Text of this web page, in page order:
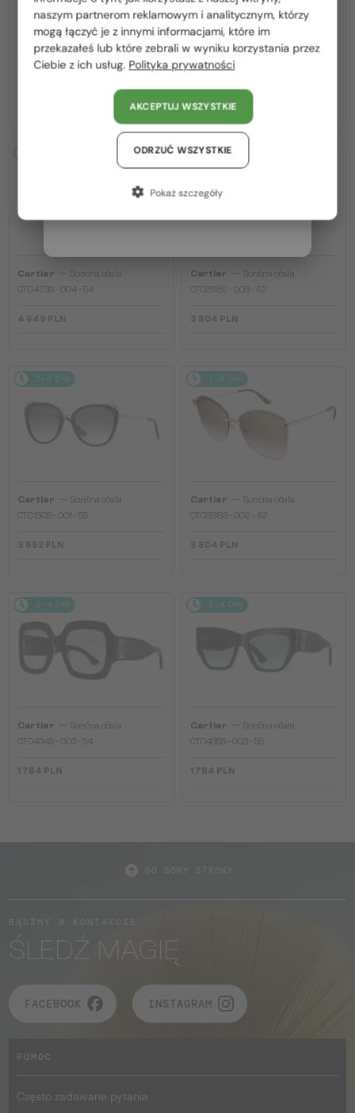
Cartier—Sončna očala
CT0540S - 001 - 48
Cartier—Sončna očala
CT0545S Clash de Cartier - 002 - 58
6 633 PLN
Cartier
Sončna očala
CT0473S - 004 - 54
4 649 PLN
2-4 DNI
Cartier
Sončna očala
CT0398S - 003 - 62
3 804 PLN
2-4 DNI
Cartier
Sončna očala
CT0150S - 001 - 55
3 592 PLN
2-4 DNI
Cartier
Sončna očala
CT0398S - 002 - 62
3 804 PLN
2-4 DNI
Cartier
Sončna očala
CT0434S - 003 - 54
1 784 PLN
2-4 DNI
Cartier
Sončna očala
CT0435S - 003 - 55
1 784 PLN
ŚLEDŹ MAGIĘ
FACEBOOK INSTAGRAM
POMOC
Często zadawane pytania
Polska / PL
România / RO
Magyarország / HU
United Arab Emirates / EN
Austria / AT
Niemcy / DE
Włochy / IT
naszym partnerom reklamowym i analitycznym, którzy
mogą łączyć je z innymi informacjami, które im
przekazałeś lub które zebrali w wyniku korzystania przez
Ciebie z ich usług. Polityka prywatności
AKCEPTUJ WSZYSTKIE
ODRZUĆ WSZYSTKIE
Pokaż szczegóły